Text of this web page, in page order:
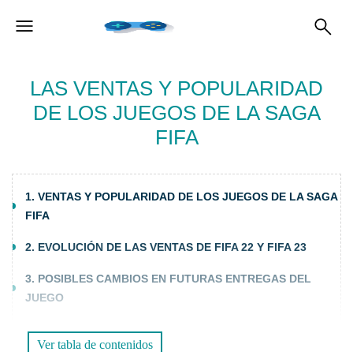
LAS VENTAS Y POPULARIDAD
DE LOS JUEGOS DE LA SAGA
FIFA
1. VENTAS Y POPULARIDAD DE LOS JUEGOS DE LA SAGA
FIFA
2. EVOLUCIÓN DE LAS VENTAS DE FIFA 22 Y FIFA 23
3. POSIBLES CAMBIOS EN FUTURAS ENTREGAS DEL
JUEGO
PREGUNTAS FRECUENTES (FAQS)
Ver tabla de contenidos